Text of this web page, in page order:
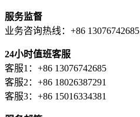
服务监督
业务咨询热线：+86 13076742685
24小时值班客服
客服1：+86 13076742685
客服2：+86 18026387291
客服3：+86 15016334381